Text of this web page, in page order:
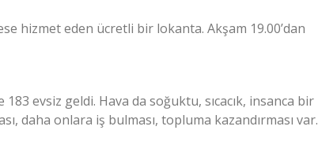
hizmet eden ücretli bir lokanta. Akşam 19.00’dan
evsiz geldi. Hava da soğuktu, sıcacık, insanca bir
daha onlara iş bulması, topluma kazandırması var.